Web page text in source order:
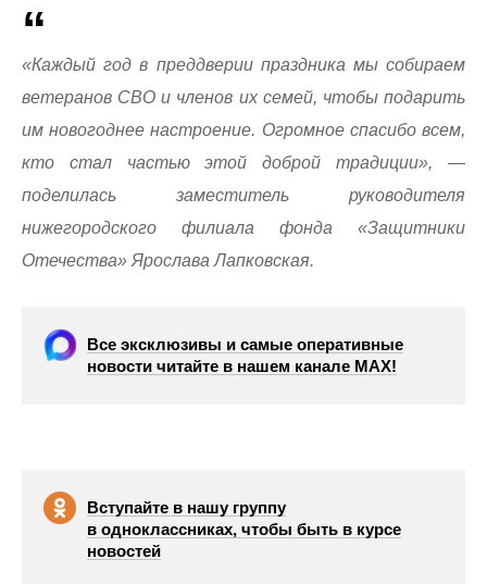
«Каждый год в преддверии праздника мы собираем
ветеранов СВО и членов их семей, чтобы подарить
им новогоднее настроение. Огромное спасибо всем,
кто стал частью этой доброй традиции», —
поделилась заместитель руководителя
нижегородского филиала фонда «Защитники
Отечества» Ярослава Лапковская.
Все эксклюзивы и самые оперативные
новости читайте в нашем канале МАХ!
Вступайте в нашу группу
в одноклассниках, чтобы быть в курсе
новостей